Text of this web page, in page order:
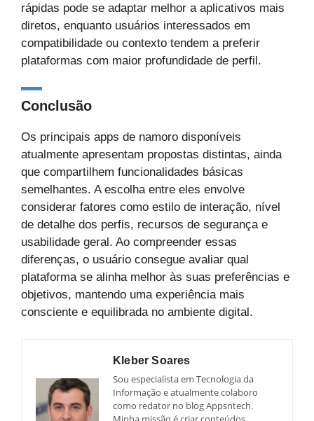
rápidas pode se adaptar melhor a aplicativos mais
diretos, enquanto usuários interessados em
compatibilidade ou contexto tendem a preferir
plataformas com maior profundidade de perfil.
Conclusão
Os principais apps de namoro disponíveis
atualmente apresentam propostas distintas, ainda
que compartilhem funcionalidades básicas
semelhantes. A escolha entre eles envolve
considerar fatores como estilo de interação, nível
de detalhe dos perfis, recursos de segurança e
usabilidade geral. Ao compreender essas
diferenças, o usuário consegue avaliar qual
plataforma se alinha melhor às suas preferências e
objetivos, mantendo uma experiência mais
consciente e equilibrada no ambiente digital.
Kleber Soares
Sou especialista em Tecnologia da
Informação e atualmente colaboro
como redator no blog Appsntech.